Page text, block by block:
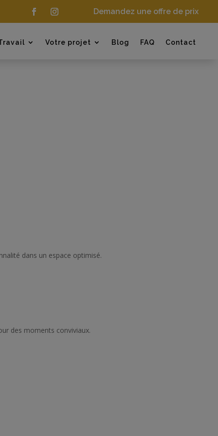
Demandez une offre de prix
Votre projet Blog FAQ Contact
dans un espace optimisé.
des moments conviviaux.